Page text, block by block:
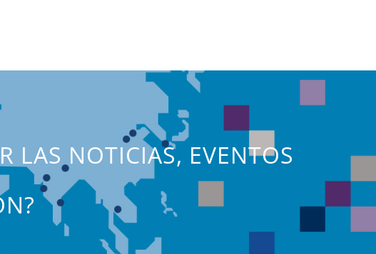
LAS NOTICIAS, EVENTOS